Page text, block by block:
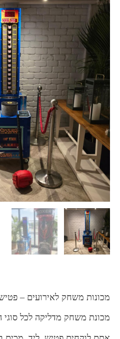
מכונות משחק לאירועים –
מכונת משחק מדליקה לכל סוגי